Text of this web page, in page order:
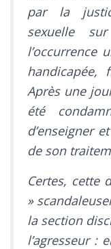
par la
sexuelle
l’occurrence
handicapée,
Après une
été
d’enseigner
de son
Certes, cette
»
la section
l’agresseur :